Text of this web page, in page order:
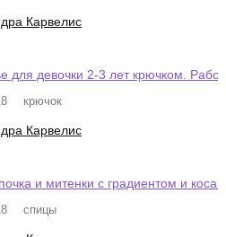
Карвелис
для девочки 2-3 лет крючком.
крючок
Карвелис
и митенки с градиентом и
спицы